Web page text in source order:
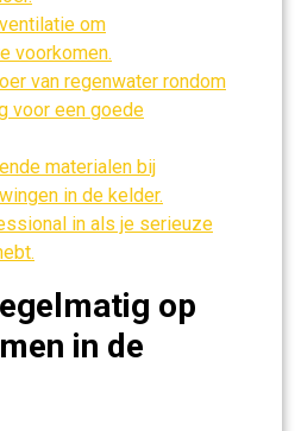
om
voorkomen.
van regenwater rondom
voor een goede
materialen bij
in de kelder.
in als je serieuze
op
in de